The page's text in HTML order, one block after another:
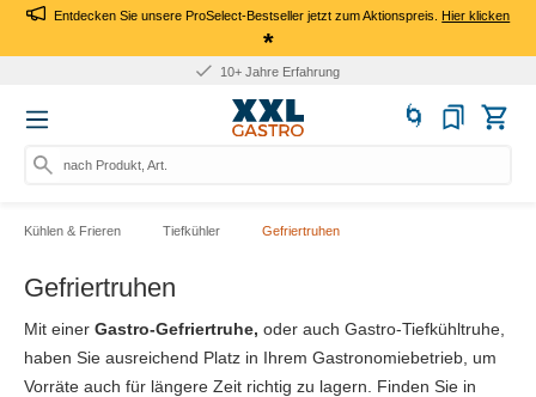
Entdecken Sie unsere ProSelect-Bestseller jetzt zum Aktionspreis.Hier klicken
*
10+ Jahre Erfahrung
nach Produkt, Art.-Nr., Mark
Kühlen & Frieren Tiefkühler Gefriertruhen
Gefriertruhen
Mit einer Gastro-Gefriertruhe, oder auch Gastro-Tiefkühltruhe,
haben Sie ausreichend Platz in Ihrem Gastronomiebetrieb, um
Vorräte auch für längere Zeit richtig zu lagern. Finden Sie in